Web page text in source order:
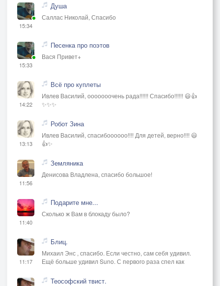
15:34
Душа
Саллас Николай, Спасибо
15:33
Песенка про поэтов
Вася Привет+
14:22
Всё про куплеты
Ивлев Василий, ооооооочень рада!!!!!! Спасибо!!!!!! 😃👍
✨✨✨
13:13
Робот Зина
Ивлев Василий, спасибоооооо!!!! Для детей, верно!!!! 😃
👍✨
11:56
Земляника
Денисова Владлена, спасибо большое!
11:40
Подарите мне...
Сколько ж Вам в блокаду было?
11:17
Блиц.
Михаил Энс , спасибо. Если честно, сам себя удивил.
Ещё больше удивил Suno. С первого раза спел как
Теософский твист.